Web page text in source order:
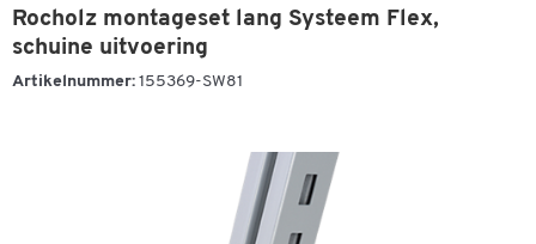
Rocholz montageset lang Systeem Flex,
schuine uitvoering
Artikelnummer: 155369-SW81